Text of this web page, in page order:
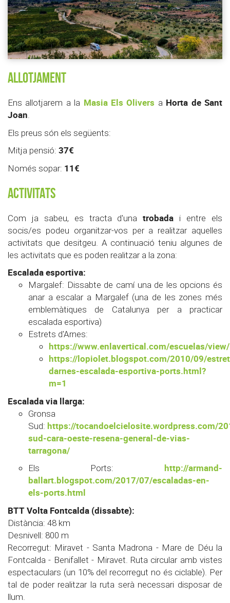
Allotjament
Ens allotjarem a la Masia Els Olivers a Horta de Sant
Joan.
Els preus són els següents:
Mitja pensió: 37€
Només sopar: 11€
ACTIVITATS
Com ja sabeu, es tracta d'unatrobada i entre els
socis/es podeu organitzar-vos per a realitzar aquelles
activitats que desitgeu. A continuació teniu algunes de
les activitats que es poden realitzar a la zona:
Escalada esportiva:
Margalef: Dissabte de camí una de les opcions és
anar a escalar a Margalef (una de les zones més
emblemàtiques de Catalunya per a practicar
escalada esportiva)
Estrets d'Arnes:
https://www.enlavertical.com/escuelas/
https://lopiolet.blogspot.com/2010/09/
darnes-escalada-esportiva-ports.html?
m=1
Escalada via llarga:
Gronsa
Sud: https://tocandoelcielosite.wordpress.com/
sud-cara-oeste-resena-general-de-vias-
tarragona/
Els Ports: http://armand-
ballart.blogspot.com/2017/07/escaladas-en-
els-ports.html
BTT Volta Fontcalda (dissabte):
Distància: 48 km
Desnivell: 800 m
Recorregut: Miravet - Santa Madrona - Mare de Déu la
Fontcalda - Benifallet - Miravet. Ruta circular amb vistes
espectaculars (un 10% del recorregut no és ciclable). Per
tal de poder realitzar la ruta serà necessari disposar de
llum.